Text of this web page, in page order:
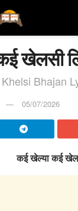
खेलसी
Bhajan
05/07/2026
कई खेल्या कई